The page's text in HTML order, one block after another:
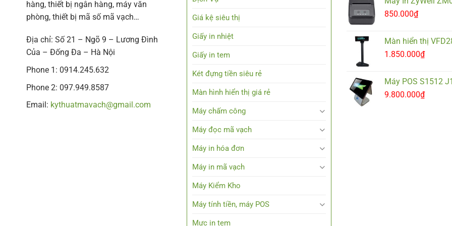
hàng, thiết bị ngân hàng, máy văn
phòng, thiết bị mã số mã vạch…
Địa chỉ: Số 21 – Ngõ 9 – Lương Đình
Của – Đống Đa – Hà Nội
Phone 1: 0914.245.632
Phone 2: 097.949.8587
Email: kythuatmavach@gmail.com
Giá kệ siêu thị
Giấy in nhiệt
Giấy in tem
Két đựng tiền siêu rẻ
Màn hình hiển thị giá rẻ
Máy chấm công
Máy đọc mã vạch
Máy in hóa đơn
Máy in mã vạch
Máy Kiểm Kho
Máy tính tiền, máy POS
Mực in tem
850.000₫
Màn hiển thị
1.850.000₫
Máy POS S1512
9.800.000₫